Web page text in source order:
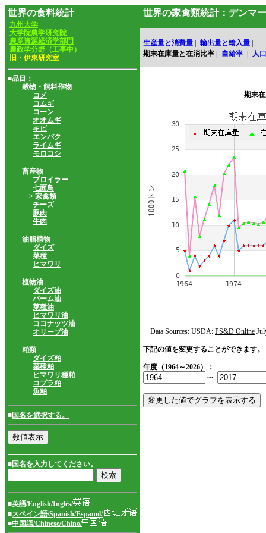
世界の食料統計
九州大学
大学院農学研究院
農業資源経済学部門
農政学分野（工事中）
旧・伊東研究室
■品目：
穀物・飼料作物
コメ
コムギ
コーン
オオムギ
キビ
エンバク
ライムギ
モロコシ
畜産物
ブロイラー
七面鳥
> 家禽類
チーズ
豚肉
牛肉
油脂植物
ダイズ
菜種
ヒマワリ
植物油
ダイズ油
パーム油
菜種油
ヒマワリ油
ココナッツ油
オリーブ油
粕類
ダイズ粕
菜種粕
ヒマワリ種粕
コプラ粕
魚粕
■国名を選択する。
■国名を入力してください。
■英語/English/Inglés/
■スペイン語/Spanish/Espanol/
■中国語/Chinese/Chino/
世界の家禽類統計：デンマ
生産量と消費量 輸出量と輸入量
期末在庫量と在消比率
自給率 人口
期末
Data Sources: USDA: PS&D Online
下記の値を変更することができます。
年度（1964～2026）：
～